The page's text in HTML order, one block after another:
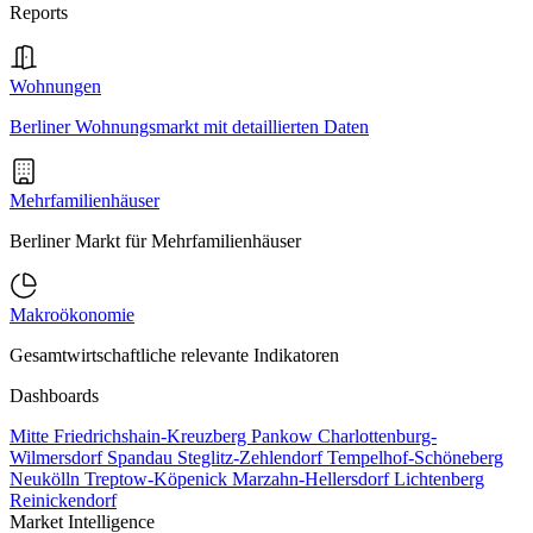
Reports
Wohnungen
Berliner Wohnungsmarkt mit detaillierten Daten
Mehrfamilienhäuser
Berliner Markt für Mehrfamilienhäuser
Makroökonomie
Gesamtwirtschaftliche relevante Indikatoren
Dashboards
Mitte Friedrichshain-Kreuzberg Pankow Charlottenburg-
Wilmersdorf Spandau Steglitz-ZehlendorfTempelhof-Schöneberg
Neukölln Treptow-Köpenick Marzahn-HellersdorfLichtenberg
Reinickendorf
Market Intelligence